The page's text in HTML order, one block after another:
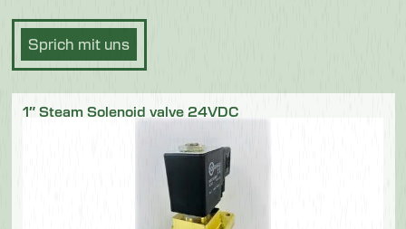
Sprich mit uns
1″ Steam Solenoid valve 24VDC